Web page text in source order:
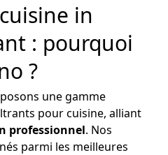
in
: pourquoi
?
une gamme
pour cuisine, alliant
professionnel. Nos
parmi les meilleures